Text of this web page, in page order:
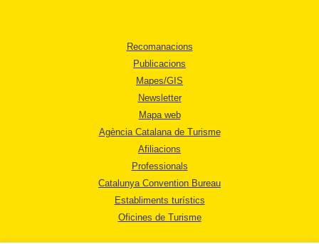
Recomanacions
Publicacions
Mapes/GIS
Newsletter
Mapa web
Agència Catalana de Turisme
Afiliacions
Professionals
Catalunya Convention Bureau
Establiments turístics
Oficines de Turisme